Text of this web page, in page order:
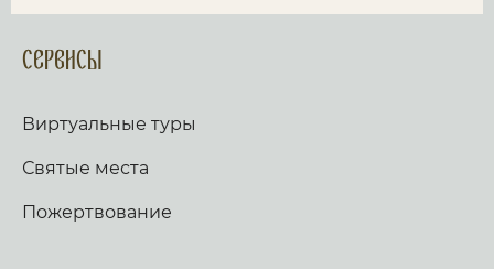
Сервисы
Виртуальные туры
Святые места
Пожертвование